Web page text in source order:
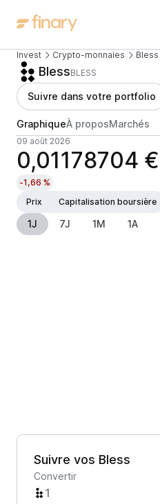
Invest Crypto-monnaies Bless
BlessBLESS
Suivre dans votre portfolio
GraphiqueÀ proposMarchés
09 août 2026
0,01178704 €
-1,66 %
Prix
Capitalisation boursière
1J 7J 1M 1A
Suivre vos Bless
Convertir